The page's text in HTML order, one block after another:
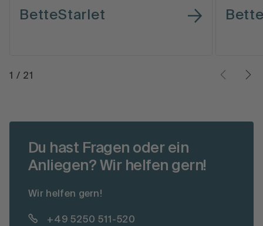
BetteStarlet
1 / 21
Du hast Fragen oder ein
Anliegen? Wir helfen gern!
Wir helfen gern!
+49 5250 511-520